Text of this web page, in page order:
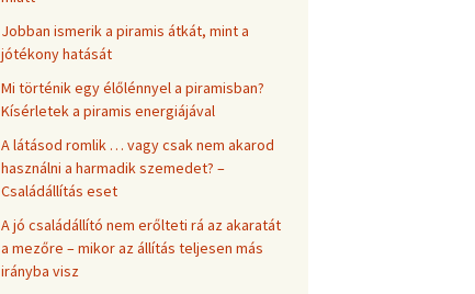
Jobban ismerik a piramis átkát, mint a
jótékony hatását
Mi történik egy élőlénnyel a piramisban?
Kísérletek a piramis energiájával
A látásod romlik … vagy csak nem akarod
használni a harmadik szemedet? –
Családállítás eset
A jó családállító nem erőlteti rá az akaratát
a mezőre – mikor az állítás teljesen más
irányba visz